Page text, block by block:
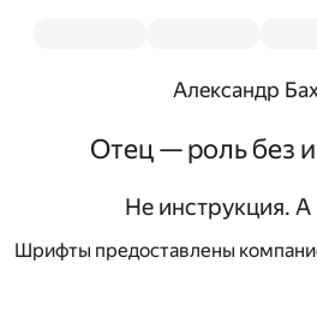
Александр
Отец — роль без
Не инструкция.
Шрифты предоставлены